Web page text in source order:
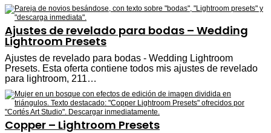
Ajustes de revelado para bodas – Wedding
Lightroom Presets
Ajustes de revelado para bodas - Wedding Lightroom
Presets. Esta oferta contiene todos mis ajustes de revelado
para lightroom, 211…
Copper – Lightroom Presets